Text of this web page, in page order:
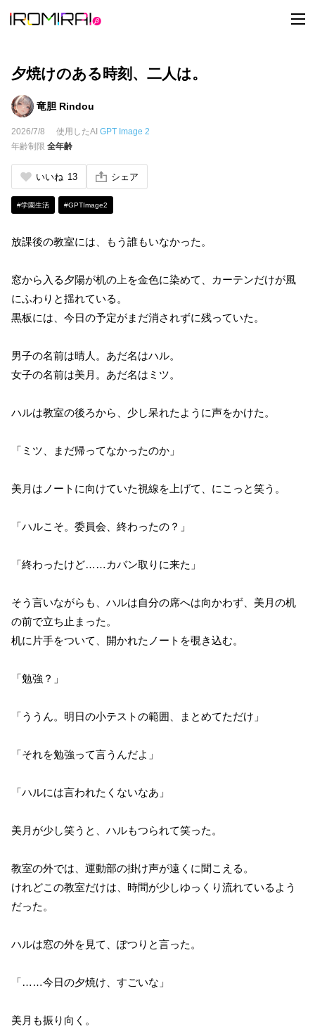
t
o
夕焼けのある時刻、二人は。
竜胆 Rindou
2026/7/8 使用したAI GPT Image 2
年齢制限 全年齢
いいね 13 シェア
#学園生活 #GPTImage2
放課後の教室には、もう誰もいなかった。
窓から入る夕陽が机の上を金色に染めて、カーテンだけが風
にふわりと揺れている。
黒板には、今日の予定がまだ消されずに残っていた。
男子の名前は晴人。あだ名はハル。
女子の名前は美月。あだ名はミツ。
ハルは教室の後ろから、少し呆れたように声をかけた。
「ミツ、まだ帰ってなかったのか」
美月はノートに向けていた視線を上げて、にこっと笑う。
「ハルこそ。委員会、終わったの？」
「終わったけど……カバン取りに来た」
そう言いながらも、ハルは自分の席へは向かわず、美月の机
の前で立ち止まった。
机に片手をついて、開かれたノートを覗き込む。
「勉強？」
「ううん。明日の小テストの範囲、まとめてただけ」
「それを勉強って言うんだよ」
「ハルには言われたくないなあ」
美月が少し笑うと、ハルもつられて笑った。
教室の外では、運動部の掛け声が遠くに聞こえる。
けれどこの教室だけは、時間が少しゆっくり流れているよう
だった。
ハルは窓の外を見て、ぽつりと言った。
「……今日の夕焼け、すごいな」
美月も振り向く。